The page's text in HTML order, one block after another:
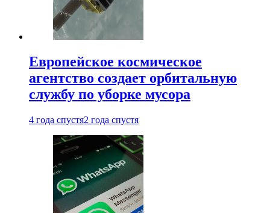
Европейское космическое
агентство создает орбитальную
службу по уборке мусора
4 года спустя2 года спустя